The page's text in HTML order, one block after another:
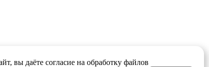
вы даёте согласие на обработку файлов